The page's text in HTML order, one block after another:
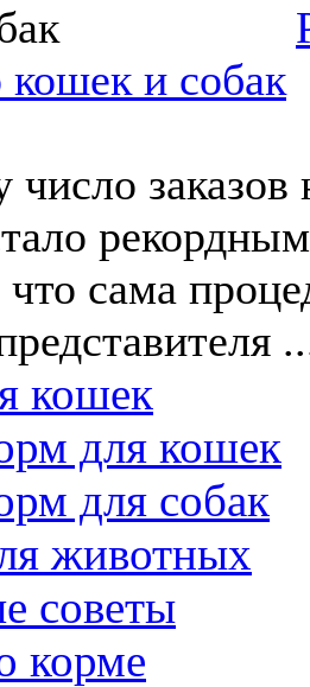
кошек и собак
число
сама
кошек
для кошек
для собак
животных
советы
корме